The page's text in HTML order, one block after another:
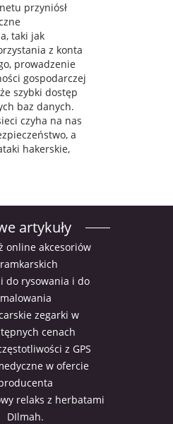
przyniósł
taki jak
z konta
prowadzenie
gospodarczej
szybki dostęp
baz danych.
czyha na nas
a
hakerskie,
artykuły
online akcesoriów
do rysowania i do
malowania
zegarki w
cenach
z GPS
w ofercie
relaks z herbatami
DIlmah.